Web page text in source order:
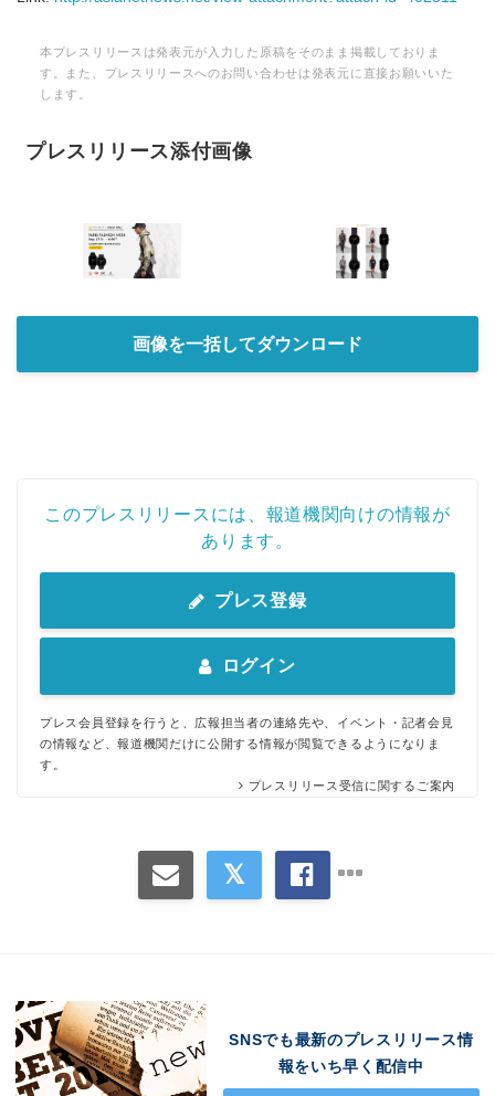
本プレスリリースは発表元が入力した原稿をそのまま掲載しておりま
す。また、プレスリリースへのお問い合わせは発表元に直接お願いいた
します。
プレスリリース添付画像
画像を一括してダウンロード
このプレスリリースには、報道機関向けの情報が
あります。
プレス登録
ログイン
プレス会員登録を行うと、広報担当者の連絡先や、イベント・記者会見
の情報など、報道機関だけに公開する情報が閲覧できるようになりま
す。
プレスリリース受信に関するご案内
SNSでも最新のプレスリリース情
報をいち早く配信中